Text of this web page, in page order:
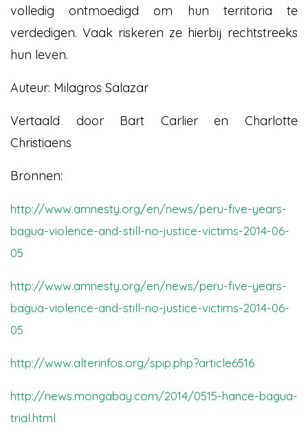
volledig ontmoedigd om hun territoria te
verdedigen. Vaak riskeren ze hierbij rechtstreeks
hun leven.
Auteur: Milagros Salazar
Vertaald door Bart Carlier en Charlotte
Christiaens
Bronnen:
http://www.amnesty.org/en/news/peru-five-years-
bagua-violence-and-still-no-justice-victims-2014-06-
05
http://www.amnesty.org/en/news/peru-five-years-
bagua-violence-and-still-no-justice-victims-2014-06-
05
http://www.alterinfos.org/spip.php?article6516
http://news.mongabay.com/2014/0515-hance-bagua-
trial.html